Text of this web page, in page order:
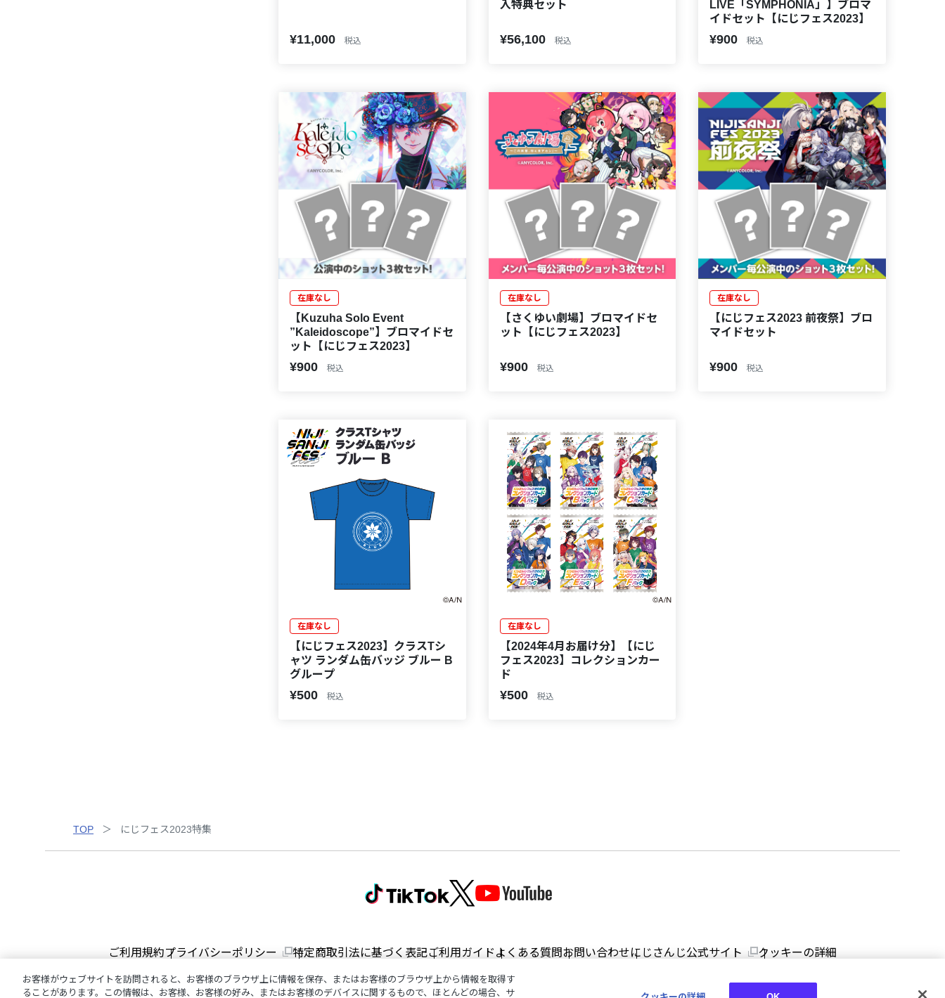
¥11,000 税込
入特典セット
¥56,100 税込
LIVE「SYMPHONIA」】ブロマ
イドセット【にじフェス2023】
¥900 税込
在庫なし
【Kuzuha Solo Event
”Kaleidoscope”】ブロマイドセ
ット【にじフェス2023】
¥900 税込
在庫なし
【さくゆい劇場】ブロマイドセ
ット【にじフェス2023】
¥900 税込
在庫なし
【にじフェス2023 前夜祭】ブロ
マイドセット
¥900 税込
在庫なし
【にじフェス2023】クラスTシ
ャツ ランダム缶バッジ ブルー B
グループ
¥500 税込
在庫なし
【2024年4月お届け分】【にじ
フェス2023】コレクションカー
ド
¥500 税込
TOP にじフェス2023特集
ご利用規約プライバシーポリシー 特定商取引法に基づく表記ご利用ガイド よくある質問お問い合わせにじさんじ公式サイト クッキーの詳細
お客様がウェブサイトを訪問されると、お客様のブラウザ上に情報を保存、またはお客様のブラウザ上から情報を取得す
ることがあります。この情報は、お客様、お客様の好み、またはお客様のデバイスに関するもので、ほとんどの場合、サ